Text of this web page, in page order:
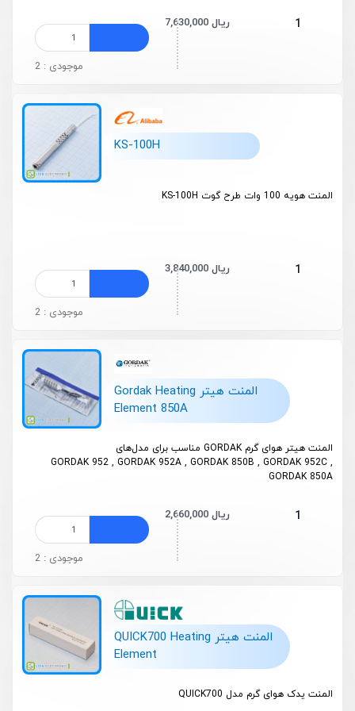
1 7,630,000 ریال
موجودی : 2
KS-100H
المنت هویه 100 وات طرح گوت KS-100H
1 3,840,000 ریال
موجودی : 2
المنت هیتر Gordak Heating
Element 850A
المنت هیتر هوای گرم GORDAK مناسب برای مدل‌های
GORDAK 952 , GORDAK 952A , GORDAK 850B , GORDAK 952C ,
GORDAK 850A
1 2,660,000 ریال
موجودی : 2
المنت هیتر QUICK700 Heating
Element
المنت یدک هوای گرم مدل QUICK700